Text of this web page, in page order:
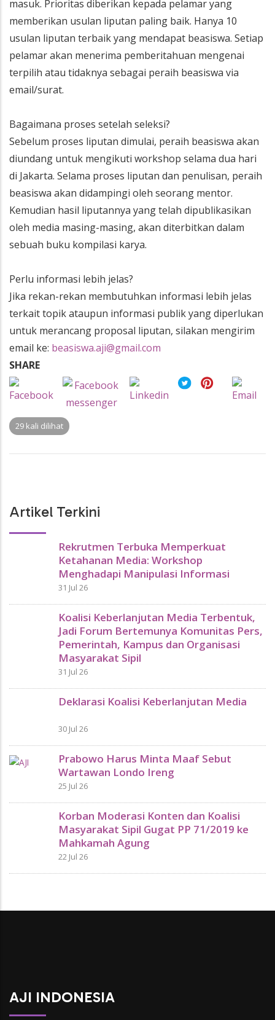
masuk. Prioritas diberikan kepada pelamar yang
memberikan usulan liputan paling baik. Hanya 10
usulan liputan terbaik yang mendapat beasiswa. Setiap
pelamar akan menerima pemberitahuan mengenai
terpilih atau tidaknya sebagai peraih beasiswa via
email/surat.
Bagaimana proses setelah seleksi?
Sebelum proses liputan dimulai, peraih beasiswa akan
diundang untuk mengikuti workshop selama dua hari
di Jakarta. Selama proses liputan dan penulisan, peraih
beasiswa akan didampingi oleh seorang mentor.
Kemudian hasil liputannya yang telah dipublikasikan
oleh media masing-masing, akan diterbitkan dalam
sebuah buku kompilasi karya.
Perlu informasi lebih jelas?
Jika rekan-rekan membutuhkan informasi lebih jelas
terkait topik ataupun informasi publik yang diperlukan
untuk merancang proposal liputan, silakan mengirim
email ke: beasiswa.aji@gmail.com
SHARE
29 kali dilihat
Artikel Terkini
Rekrutmen Terbuka Memperkuat
Ketahanan Media: Workshop
Menghadapi Manipulasi Informasi
31 Jul 26
Koalisi Keberlanjutan Media Terbentuk,
Jadi Forum Bertemunya Komunitas Pers,
Pemerintah, Kampus dan Organisasi
Masyarakat Sipil
31 Jul 26
Deklarasi Koalisi Keberlanjutan Media
30 Jul 26
Prabowo Harus Minta Maaf Sebut
Wartawan Londo Ireng
25 Jul 26
Korban Moderasi Konten dan Koalisi
Masyarakat Sipil Gugat PP 71/2019 ke
Mahkamah Agung
22 Jul 26
AJI INDONESIA